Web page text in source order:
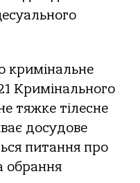
кримінальне
Кримінального
тяжке тілесне
досудове
питання про
обрання